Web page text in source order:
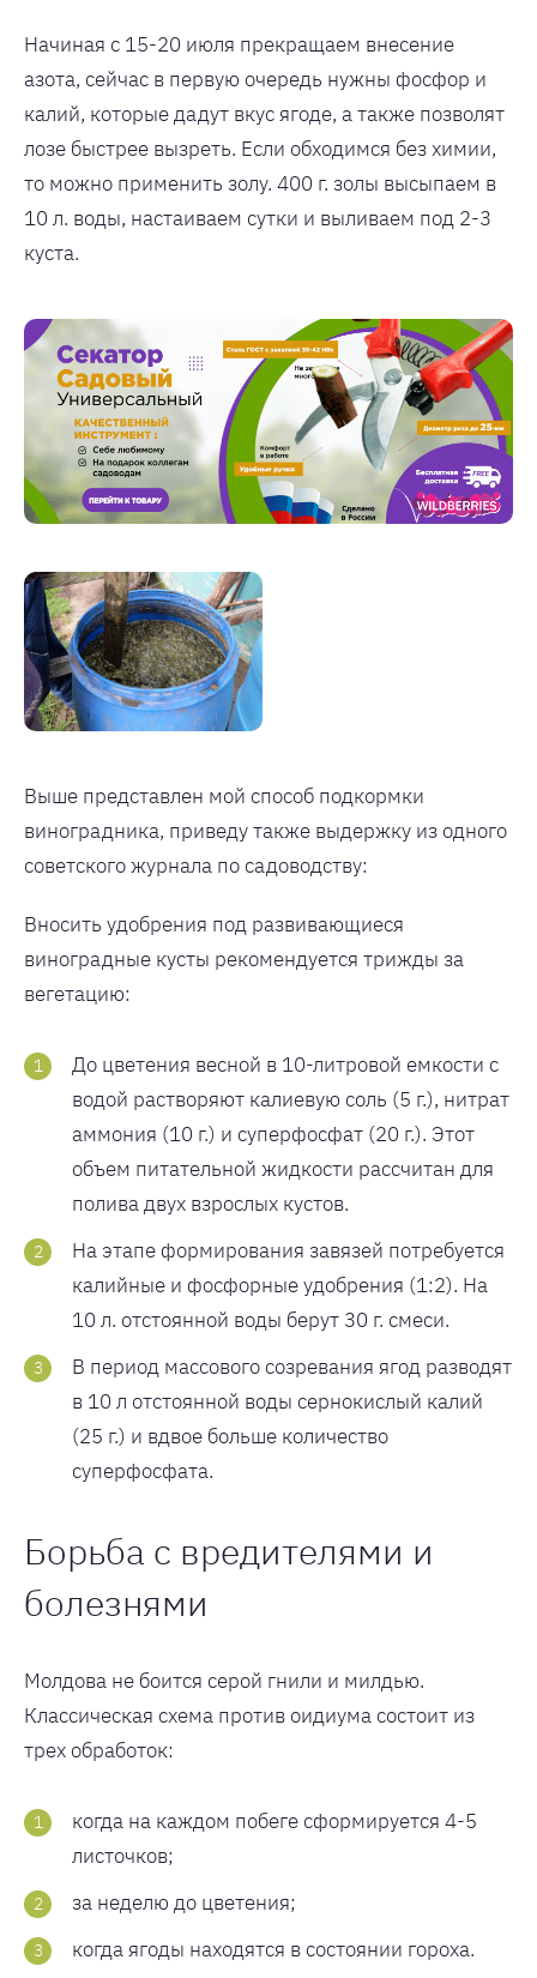
Начиная с 15-20 июля прекращаем внесение
азота, сейчас в первую очередь нужны фосфор и
калий, которые дадут вкус ягоде, а также позволят
лозе быстрее вызреть. Если обходимся без химии,
то можно применить золу. 400 г. золы высыпаем в
10 л. воды, настаиваем сутки и выливаем под 2-3
куста.
Выше представлен мой способ подкормки
виноградника, приведу также выдержку из одного
советского журнала по садоводству:
Вносить удобрения под развивающиеся
виноградные кусты рекомендуется трижды за
вегетацию:
До цветения весной в 10-литровой емкости с
водой растворяют калиевую соль (5 г.), нитрат
аммония (10 г.) и суперфосфат (20 г.). Этот
объем питательной жидкости рассчитан для
полива двух взрослых кустов.
На этапе формирования завязей потребуется
калийные и фосфорные удобрения (1:2). На
10 л. отстоянной воды берут 30 г. смеси.
В период массового созревания ягод разводят
в 10 л отстоянной воды сернокислый калий
(25 г.) и вдвое больше количество
суперфосфата.
Борьба с вредителями и
болезнями
Молдова не боится серой гнили и милдью.
Классическая схема против оидиума состоит из
трех обработок:
когда на каждом побеге сформируется 4-5
листочков;
за неделю до цветения;
когда ягоды находятся в состоянии гороха.